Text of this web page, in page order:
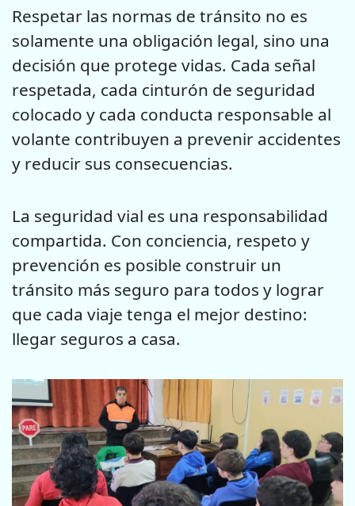
Respetar las normas de tránsito no es
solamente una obligación legal, sino una
decisión que protege vidas. Cada señal
respetada, cada cinturón de seguridad
colocado y cada conducta responsable al
volante contribuyen a prevenir accidentes
y reducir sus consecuencias.
La seguridad vial es una responsabilidad
compartida. Con conciencia, respeto y
prevención es posible construir un
tránsito más seguro para todos y lograr
que cada viaje tenga el mejor destino:
llegar seguros a casa.